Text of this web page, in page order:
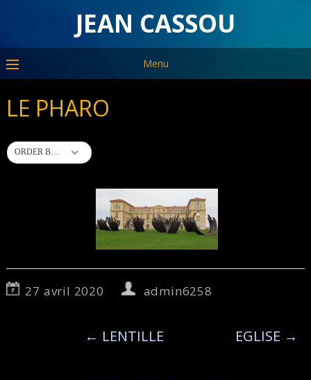
JEAN CASSOU
Menu
LE PHARO
ORDER BY DEFAULT
27 avril 2020 admin6258
← LENTILLE EGLISE →